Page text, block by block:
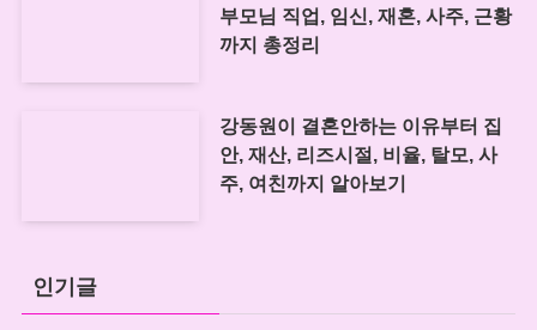
부모님 직업, 임신, 재혼, 사주, 근황
까지 총정리
강동원이 결혼안하는 이유부터 집
안, 재산, 리즈시절, 비율, 탈모, 사
주, 여친까지 알아보기
인기글